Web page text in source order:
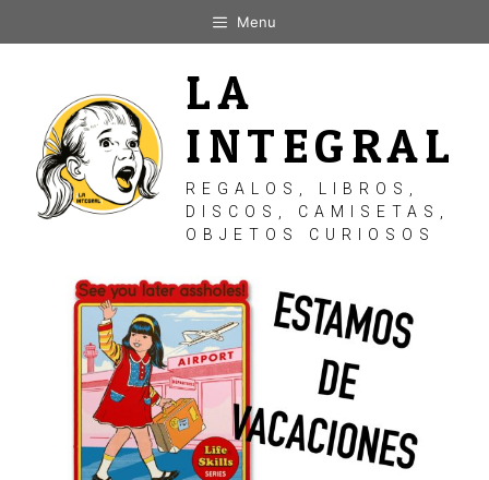
al
Menu
LA
INTEGRAL
REGALOS, LIBROS,
DISCOS, CAMISETAS,
OBJETOS CURIOSOS